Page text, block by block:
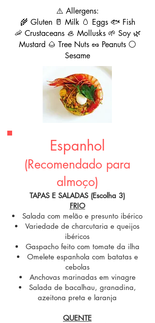
⚠️ Allergens:
🌾 Gluten 🥛 Milk 🥚 Eggs 🐟 Fish
🦐 Crustaceans 🦪 Mollusks 🌱 Soy 🌿
Mustard 🌰 Tree Nuts 🥜 Peanuts ⚪
Sesame
Espanhol
(Recomendado para
almoço)
TAPAS E SALADAS (Escolha 3)
FRIO
Salada com melão e presunto ibérico
Variedade de charcutaria e queijos
ibéricos
Gaspacho feito com tomate da ilha
Omelete espanhola com batatas e
cebolas
Anchovas marinadas em vinagre
Salada de bacalhau, granadina,
azeitona preta e laranja
QUENTE